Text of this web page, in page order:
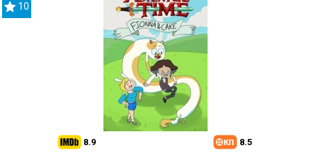
10
8.9 8.5